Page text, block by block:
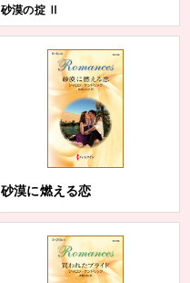
砂漠の掟 Ⅱ
砂漠に燃える恋